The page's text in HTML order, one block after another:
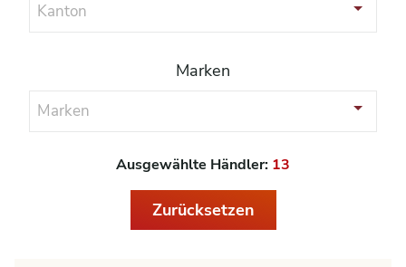
Kanton
Marken
Marken
Ausgewählte Händler: 13
Zurücksetzen